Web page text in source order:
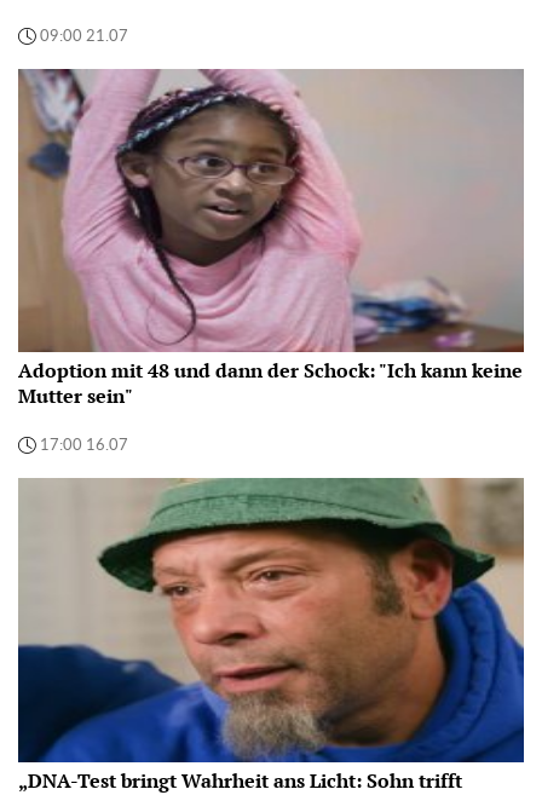
09:00 21.07
Adoption mit 48 und dann der Schock: "Ich kann keine
Mutter sein"
17:00 16.07
„DNA-Test bringt Wahrheit ans Licht: Sohn trifft